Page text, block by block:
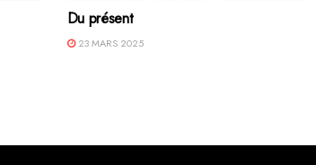
Du présent
23 MARS 2025